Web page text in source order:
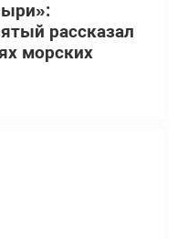
рассказал
морских